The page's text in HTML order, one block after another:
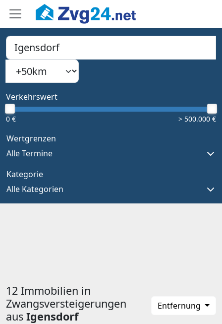
PLZ, Ort oder Bundesland
Type 1 or more characters for results.
Suchradius
Verkehrswert
0 € > 500.000 €
Wertgrenzen
Alle Termine
Kategorie
Alle Kategorien
12 Immobilien in
Zwangsversteigerungen
aus Igensdorf
Entfernung